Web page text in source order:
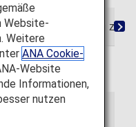
Ankündigungen zum
ANA-Website
Website-
Weitere
ANA Cookie-
Website
Informationen,
nutzen